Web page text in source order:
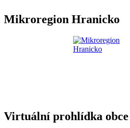
Mikroregion Hranicko
Virtuální prohlídka obce